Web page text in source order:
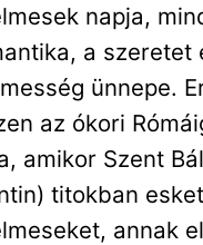
napja,
a szeretet
ünnepe.
az ókori
amikor Szent
titokban
annak